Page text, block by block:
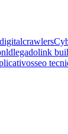
crawlers
legadolink
seo